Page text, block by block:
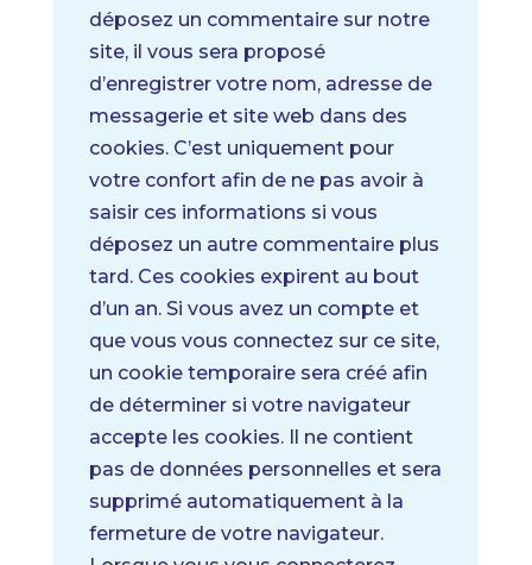
déposez un commentaire sur notre
site, il vous sera proposé
d’enregistrer votre nom, adresse de
messagerie et site web dans des
cookies. C’est uniquement pour
votre confort afin de ne pas avoir à
saisir ces informations si vous
déposez un autre commentaire plus
tard. Ces cookies expirent au bout
d’un an. Si vous avez un compte et
que vous vous connectez sur ce site,
un cookie temporaire sera créé afin
de déterminer si votre navigateur
accepte les cookies. Il ne contient
pas de données personnelles et sera
supprimé automatiquement à la
fermeture de votre navigateur.